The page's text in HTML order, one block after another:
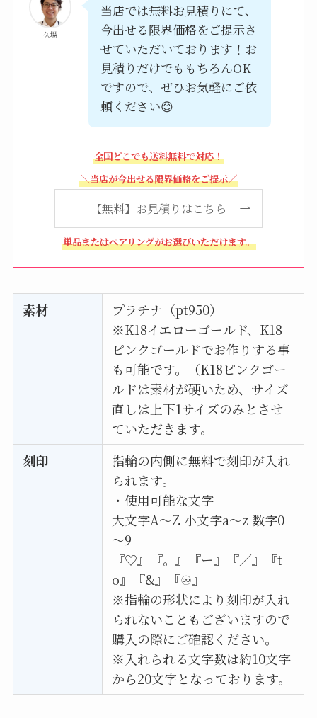
久場
当店では無料お見積りにて、
今出せる限界価格をご提示さ
せていただいております！お
見積りだけでももちろんOK
ですので、ぜひお気軽にご依
頼ください😊
全国どこでも送料無料で対応！
＼当店が今出せる限界価格をご提示／
【無料】お見積りはこちら
単品またはペアリングがお選びいただけます。
素材
プラチナ（pt950）
※K18イエローゴールド、K18
ピンクゴールドでお作りする事
も可能です。（K18ピンクゴー
ルドは素材が硬いため、サイズ
直しは上下1サイズのみとさせ
ていただきます。
刻印
指輪の内側に無料で刻印が入れ
られます。
・使用可能な文字
大文字A〜Z 小文字a〜z 数字0
～9
『♡』『。』『ー』『／』『t
o』『&』『♾』
※指輪の形状により刻印が入れ
られないこともございますので
購入の際にご確認ください。
※入れられる文字数は約10文字
から20文字となっております。